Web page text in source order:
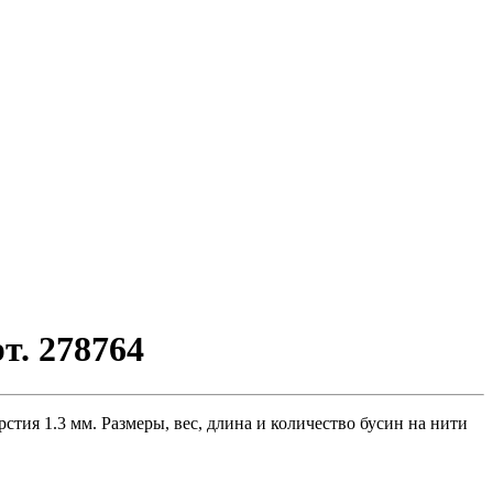
278764
1.3 мм. Размеры, вес, длина и количество бусин на нити